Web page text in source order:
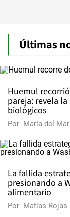
Últimas
Huemul
pareja: revela
biológicos
Por María del
La fallida
presionando a
alimentario
Por Matias Rojas